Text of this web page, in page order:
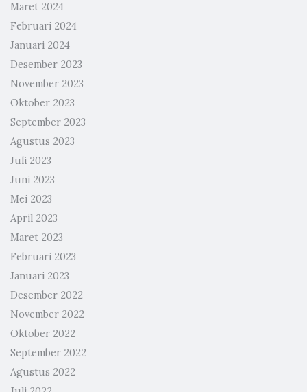
Maret 2024
Februari 2024
Januari 2024
Desember 2023
November 2023
Oktober 2023
September 2023
Agustus 2023
Juli 2023
Juni 2023
Mei 2023
April 2023
Maret 2023
Februari 2023
Januari 2023
Desember 2022
November 2022
Oktober 2022
September 2022
Agustus 2022